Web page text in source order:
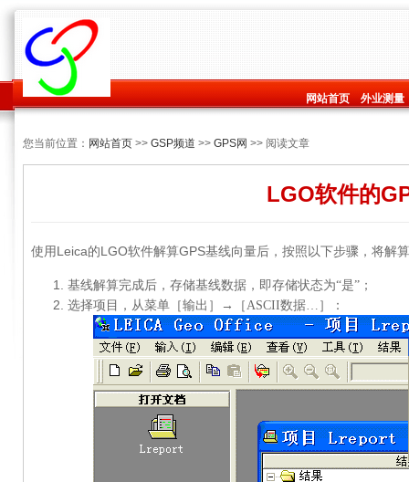
网站首页 外业测量
您当前位置： 网站首页 >> GSP频道 >> GPS网 >> 阅读文章
LGO软件的
使用Leica的LGO软件解算GPS基线向量后，按照以下步骤，将解
基线解算完成后，存储基线数据，即存储状态为“是”；
选择项目，从菜单［输出］→［ASCII数据… ］：